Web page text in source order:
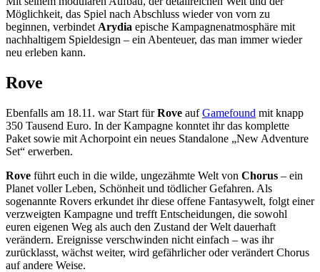
Möglichkeit, das Spiel nach Abschluss wieder von vorn zu
beginnen, verbindet Arydia epische Kampagnenatmosphäre mit
nachhaltigem Spieldesign – ein Abenteuer, das man immer wieder
neu erleben kann.
Rove
Ebenfalls am 18.11. war Start fürRove aufGamefound mit knapp
350 Tausend Euro. In der Kampagne konntet ihr das komplette
Paket sowie mit Achorpoint ein neues Standalone „New Adventure
Set“ erwerben.
Rove führt euch in die wilde, ungezähmte Welt von Chorus – ein
Planet voller Leben, Schönheit und tödlicher Gefahren. Als
sogenannte Rovers erkundet ihr diese offene Fantasywelt, folgt einer
verzweigten Kampagne und trefft Entscheidungen, die sowohl
euren eigenen Weg als auch den Zustand der Welt dauerhaft
verändern. Ereignisse verschwinden nicht einfach – was ihr
zurücklasst, wächst weiter, wird gefährlicher oder verändert Chorus
auf andere Weise.